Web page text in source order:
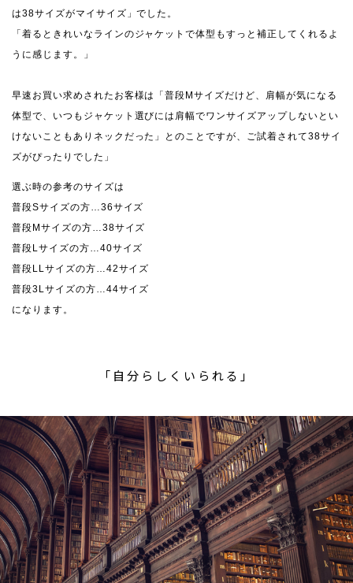
は38サイズがマイサイズ」でした。
「着るときれいなラインのジャケットで体型もすっと補正してくれるよ
うに感じます。」
早速お買い求めされたお客様は「普段Mサイズだけど、肩幅が気になる
体型で、いつもジャケット選びには肩幅でワンサイズアップしないとい
けないこともありネックだった」とのことですが、ご試着されて38サイ
ズがぴったりでした」
選ぶ時の参考のサイズは
普段Sサイズの方…36サイズ
普段Mサイズの方…38サイズ
普段Lサイズの方…40サイズ
普段LLサイズの方…42サイズ
普段3Lサイズの方…44サイズ
になります。
「自分らしくいられる」